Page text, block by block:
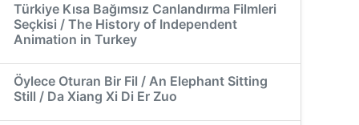
Türkiye Kısa Bağımsız Canlandırma Filmleri
Seçkisi / The History of Independent
Animation in Turkey
Öylece Oturan Bir Fil / An Elephant Sitting
Still / Da Xiang Xi Di Er Zuo